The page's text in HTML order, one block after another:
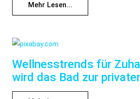
Mehr Lesen...
Wellnesstrends für
wird das Bad zur